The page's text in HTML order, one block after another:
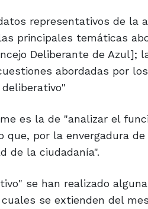
representativos de la
principales temáticas
Deliberante de Azul];
abordadas por
es la de "analizar el
que, por la envergadura
de la ciudadanía".
se han realizado
se extienden del